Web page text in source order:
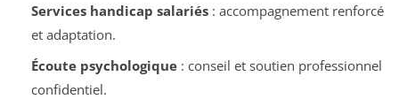
Services handicap salariés: accompagnement renforcé
et adaptation.
Écoute psychologique: conseil et soutien professionnel
confidentiel.